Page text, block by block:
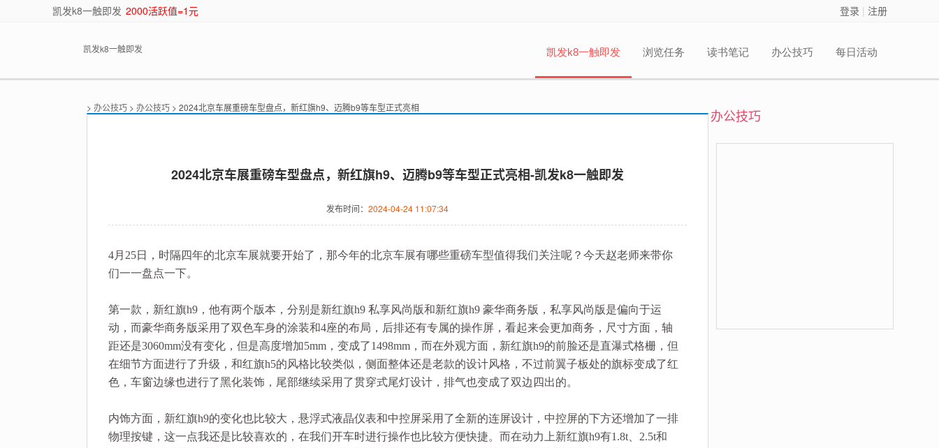
登录 | 注册
凯发k8一触即发 2000活跃值=1元
凯发k8一触即发 凯发k8一触即发 浏览任务 读书笔记 办公技巧 每日活动
> 办公技巧 > 办公技巧 > 2024北京车展重磅车型盘点，新红旗h9、迈腾b9等车型正式亮相
2024北京车展重磅车型盘点，新红旗h9、迈腾b9等车型正式亮相-凯发k8一触即发
发布时间： 2024-04-24 11:07:34
4月25日，时隔四年的北京车展就要开始了，那今年的北京车展有哪些重磅车型值得我们关注呢？今天赵老师来带你
们一一盘点一下。
第一款，新红旗h9，他有两个版本，分别是新红旗h9 私享风尚版和新红旗h9 豪华商务版，私享风尚版是偏向于运
动，而豪华商务版采用了双色车身的涂装和4座的布局，后排还有专属的操作屏，看起来会更加商务，尺寸方面，轴
距还是3060mm没有变化，但是高度增加5mm，变成了1498mm，而在外观方面，新红旗h9的前脸还是直瀑式格栅，但
在细节方面进行了升级，和红旗h5的风格比较类似，侧面整体还是老款的设计风格，不过前翼子板处的旗标变成了红
色，车窗边缘也进行了黑化装饰，尾部继续采用了贯穿式尾灯设计，排气也变成了双边四出的。
内饰方面，新红旗h9的变化也比较大，悬浮式液晶仪表和中控屏采用了全新的连屏设计，中控屏的下方还增加了一排
物理按键，这一点我还是比较喜欢的，在我们开车时进行操作也比较方便快捷。而在动力上新红旗h9有1.8t、2.5t和
办公技巧